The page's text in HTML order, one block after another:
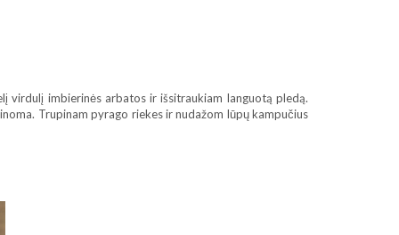
virdulį imbierinės arbatos ir išsitraukiam languotą pledą.
Trupinam pyrago riekes ir nudažom lūpų kampučius